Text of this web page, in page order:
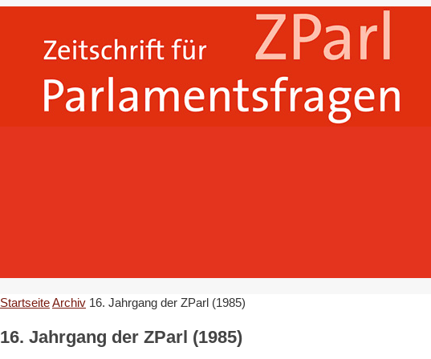
StartseiteArchiv 16. Jahrgang der ZParl (1985)
16. Jahrgang der ZParl (1985)